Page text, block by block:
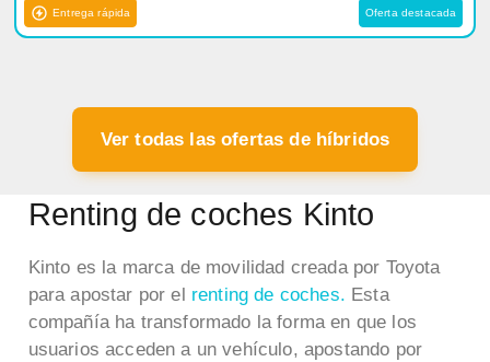
Entrega rápida Oferta destacada
Ver todas las ofertas de híbridos
Renting de coches Kinto
Kinto es la marca de movilidad creada por Toyota
para apostar por el renting de coches. Esta
compañía ha transformado la forma en que los
usuarios acceden a un vehículo, apostando por